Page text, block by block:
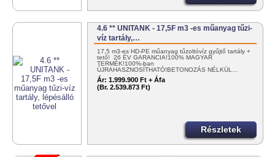
4.6 ** UNITANK - 17,5F m3 -es műanyag tűzi-
víz tartály,…
17,5 m3-es HD-PE műanyag tűzoltóvíz gyűjtő tartály +
tető! 26 ÉV GARANCIA!100% MAGYAR
TERMÉK!100%-ban
ÚJRAHASZNOSÍTHATÓ!BETONOZÁS NÉLKÜL…
Ár: 1.999.900 Ft + Áfa
(Br. 2.539.873 Ft)
Részletek